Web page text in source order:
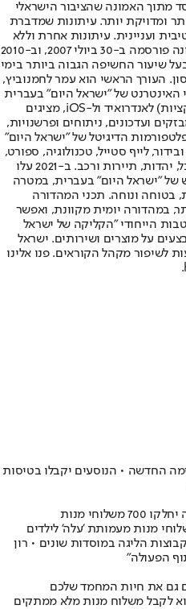
מתוך האמונה שהציבור הישראלי
ומדויקת יותר. עיתונות שמדברת
ועניינית. עיתונות אחרת וללא
תשלום. המהדורה המודפסת הראשונה פורסמה ב-30 ביולי 2007, וב-2010
שיעור החשיפה הגבוה ביותר בימי
העורך הראשי הוא עמר לחמנוביץ,
האינטרנט של "ישראל היום" בעברית
ובאנגלית, כמו כן היישומונים (אפליקציות) לאנדרואיד ול-iOS, מציגים
ועדכונים, ניתוחים ופרשנויות,
הדיגיטל של "ישראל היום"
לייף סטייל, טכנולוגיה, ספורט,
כלכלה וצרכנות, בריאות, חיילים, אוכל, יהדות, תיירות ורכב. ב-2021 עלו
של "ישראל היום" בעברית, במטרה
בטוחה ונוחה. תכני המהדורה
במהדורה יומית מקוונת, ואפשר
הייחודי "הקליקה של ישראל
על מוצרים ושירותים. ישראל
לשיפור מקהל הקוראים. פנו אלינו
החדשה • הנוסעים יקבלו בטיסות
מנות
הליגה לאומית רכשה 700 משלוחי מנות מעמותת 'עלה' לילדים
הליגה במוסדות שונים • רון
הפעולה"
גם את חיות המחמד שלכם
לקבל משלוח מנות מלא ממתקים